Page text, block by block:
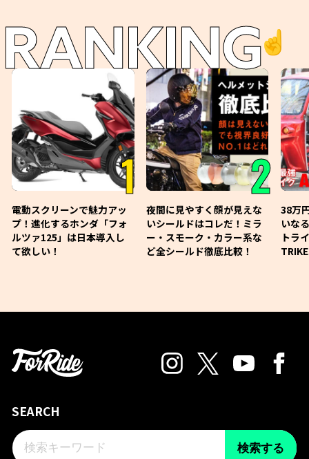
RANKING☝️
1
電動スクリーンで魅力アッ
プ！進化するホンダ「フォ
ルツァ125」は日本導入し
て欲しい！
2
夜間に見やすく顔が見えな
いシールドはコレだ！ミラ
ー・スモーク・カラー系な
ど全シールド徹底比較！
38万
いな
トラ
SEARCH
検索する